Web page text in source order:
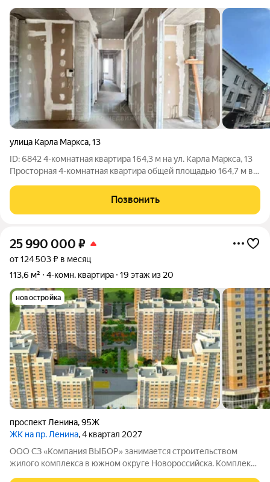
улица Карла Маркса,13
ID: 6842 4-комнатная квартира 164,3 м на ул. Карла Маркса, 13
Просторная 4-комнатная квартира общей площадью 164,7 м в
Этаж 5 из 12 . Год постройки 2009. Монолитный
одноподъездный дом с
Позвонить
25 990 000 ₽
от 124 503 ₽ в месяц
113,6 м²
4-комн. квартира 19 этаж из 20
новостройка
проспект Ленина,95Ж
ЖК на пр. Ленина, 4 квартал 2027
ООО СЗ «Компания ВЫБОР» занимается строительством
жилого комплекса в южном округе Новороссийска. Комплекс